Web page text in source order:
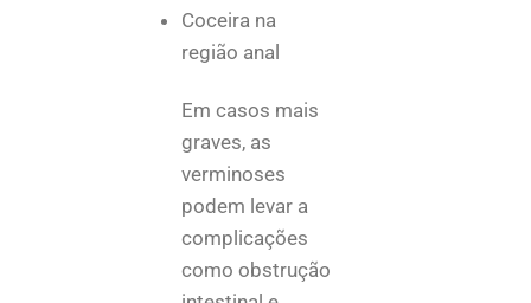
Coceira na
região anal
Em casos mais
graves, as
verminoses
podem levar a
complicações
como obstrução